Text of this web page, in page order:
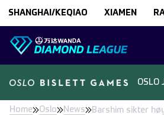
SHANGHAI/KEQIAO XIAMEN
OSLO
Home Oslo News Barshim sikter